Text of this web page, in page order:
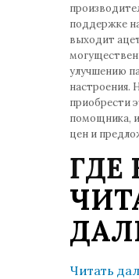
поддержке
выходит
улучшению
настроения.
приобрести
помощника, и
цен и
ГДЕ
Читать